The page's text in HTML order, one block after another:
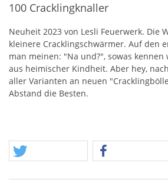
100 Cracklingknaller
Neuheit 2023 von Lesli Feuerwerk. Die
kleinere Cracklingschwärmer. Auf den
man meinen: "Na und?", sowas kennen
aus heimischer Kindheit. Aber hey,
aller Varianten an neuen
Abstand die Besten.